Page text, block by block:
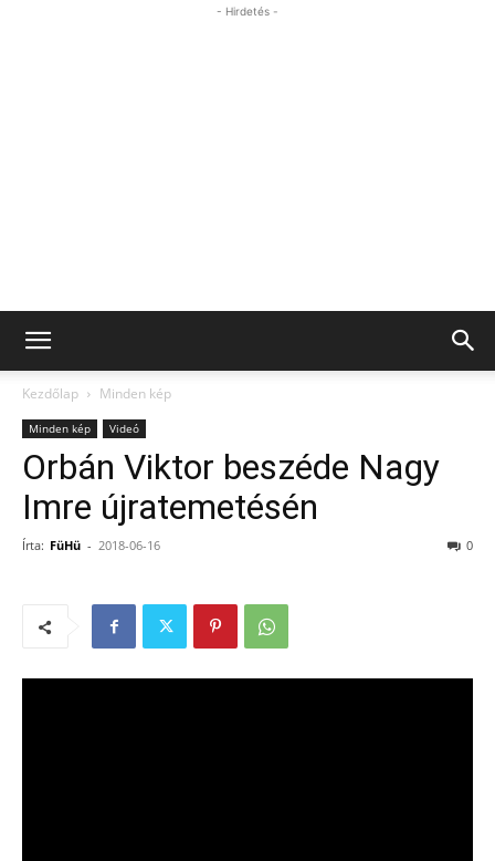
- Hirdetés -
Kezdőlap Minden kép
Minden kép Videó
Orbán Viktor beszéde Nagy
Imre újratemetésén
Írta: FüHü - 2018-06-16 0